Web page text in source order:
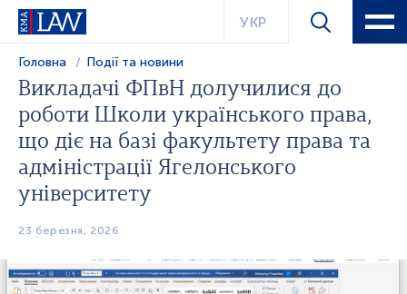
УКР
Головна Події та новини
Викладачі ФПвН долучилися до
роботи Школи українського права,
що діє на базі факультету права та
адміністрації Ягелонського
університету
23 березня, 2026